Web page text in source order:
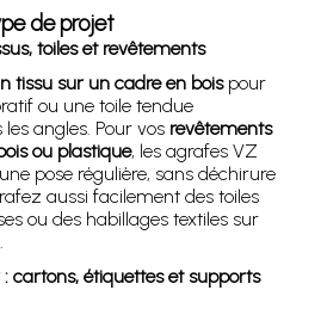
de projet
toiles et revêtements
tissu sur un cadre en boispour
ou une toile tendue
angles. Pour vos revêtements
ou plastique, les agrafes VZ
pose régulière, sans déchirure
aussi facilement des toiles
ou des habillages textiles sur
cartons, étiquettes et supports